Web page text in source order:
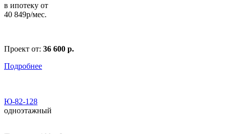
в ипотеку от
40 849р/мес.
Проект от: 36 600 р.
Подробнее
Ю-82-128
одноэтажный